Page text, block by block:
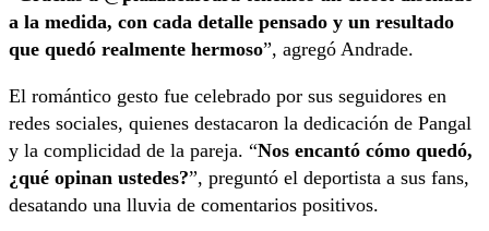
a la medida, con cada detalle pensado y un resultado
que quedó realmente hermoso”, agregó Andrade.
El romántico gesto fue celebrado por sus seguidores en
redes sociales, quienes destacaron la dedicación de Pangal
y la complicidad de la pareja. “Nos encantó cómo quedó,
¿qué opinan ustedes?”, preguntó el deportista a sus fans,
desatando una lluvia de comentarios positivos.